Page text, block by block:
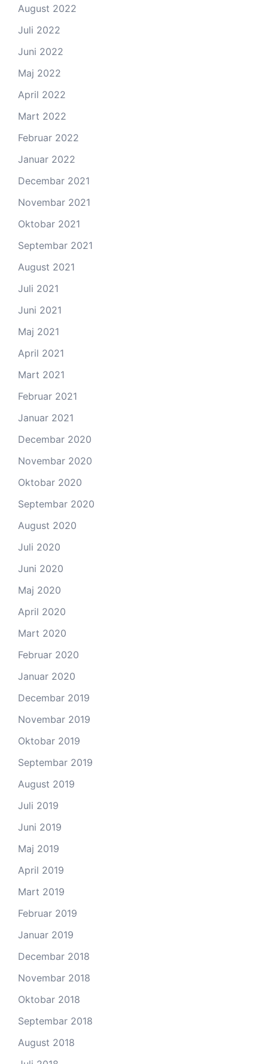
August 2022
Juli 2022
Juni 2022
Maj 2022
April 2022
Mart 2022
Februar 2022
Januar 2022
Decembar 2021
Novembar 2021
Oktobar 2021
Septembar 2021
August 2021
Juli 2021
Juni 2021
Maj 2021
April 2021
Mart 2021
Februar 2021
Januar 2021
Decembar 2020
Novembar 2020
Oktobar 2020
Septembar 2020
August 2020
Juli 2020
Juni 2020
Maj 2020
April 2020
Mart 2020
Februar 2020
Januar 2020
Decembar 2019
Novembar 2019
Oktobar 2019
Septembar 2019
August 2019
Juli 2019
Juni 2019
Maj 2019
April 2019
Mart 2019
Februar 2019
Januar 2019
Decembar 2018
Novembar 2018
Oktobar 2018
Septembar 2018
August 2018